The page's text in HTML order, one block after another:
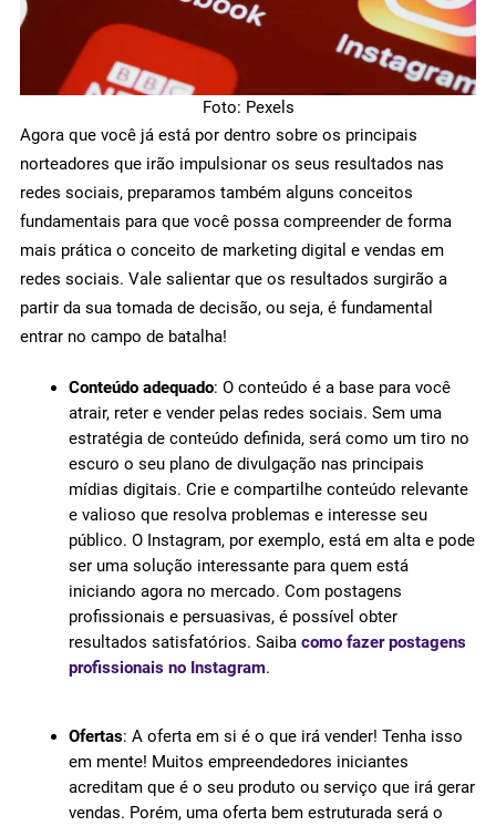
Foto: Pexels
Agora que você já está por dentro sobre os principais
norteadores que irão impulsionar os seus resultados nas
redes sociais, preparamos também alguns conceitos
fundamentais para que você possa compreender de forma
mais prática o conceito de marketing digital e vendas em
redes sociais. Vale salientar que os resultados surgirão a
partir da sua tomada de decisão, ou seja, é fundamental
entrar no campo de batalha!
Conteúdo adequado: O conteúdo é a base para você
atrair, reter e vender pelas redes sociais. Sem uma
estratégia de conteúdo definida, será como um tiro no
escuro o seu plano de divulgação nas principais
mídias digitais. Crie e compartilhe conteúdo relevante
e valioso que resolva problemas e interesse seu
público. O Instagram, por exemplo, está em alta e pode
ser uma solução interessante para quem está
iniciando agora no mercado. Com postagens
profissionais e persuasivas, é possível obter
resultados satisfatórios. Saiba como fazer postagens
profissionais no Instagram.
Ofertas: A oferta em si é o que irá vender! Tenha isso
em mente! Muitos empreendedores iniciantes
acreditam que é o seu produto ou serviço que irá gerar
vendas. Porém, uma oferta bem estruturada será o